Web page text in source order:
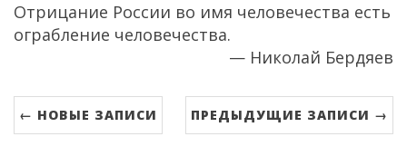
Отрицание России во имя человечества есть
ограбление человечества.
— Николай Бердяев
← НОВЫЕ ЗАПИСИ ПРЕДЫДУЩИЕ ЗАПИСИ →